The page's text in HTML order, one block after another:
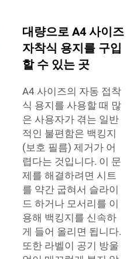
대량으로 A4 사이즈
자착식 용지를 구입
할 수 있는 곳
A4 사이즈의 자동 접착
식 용지를 사용할 때 많
은 사용자가 겪는 일반
적인 불편함은 백킹지
(보호 필름) 제거가 어
렵다는 것입니다. 이 문
제를 해결하려면 시트
를 약간 굽혀서 슬라이
드 하거나 모서리를 이
용해 백킹지를 신속하
게 들어 올리면 됩니다.
또한 라벨이 공기 방울